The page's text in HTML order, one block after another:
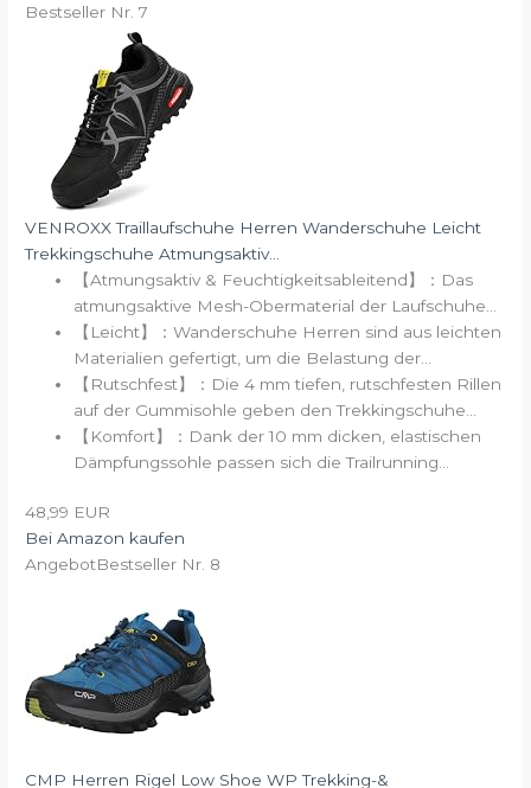
Bestseller Nr. 7
VENROXX Traillaufschuhe Herren Wanderschuhe Leicht
Trekkingschuhe Atmungsaktiv...
【Atmungsaktiv & Feuchtigkeitsableitend】：Das
atmungsaktive Mesh-Obermaterial der Laufschuhe...
【Leicht】：Wanderschuhe Herren sind aus leichten
Materialien gefertigt, um die Belastung der...
【Rutschfest】：Die 4 mm tiefen, rutschfesten Rillen
auf der Gummisohle geben den Trekkingschuhe...
【Komfort】：Dank der 10 mm dicken, elastischen
Dämpfungssohle passen sich die Trailrunning...
48,99 EUR
Bei Amazon kaufen
AngebotBestseller Nr. 8
CMP Herren Rigel Low Shoe WP Trekking-&